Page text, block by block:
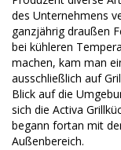
des Unternehmens
ganzjährig draußen
bei kühleren
machen, kam man
ausschließlich auf
Blick auf die
sich die Activa
begann fortan mit
Außenbereich.